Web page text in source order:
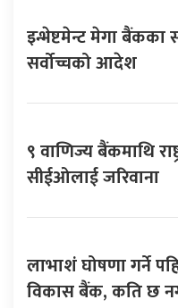
इन्भेष्टमेन्ट मेगा बैंकका
सर्वोच्चको आदेश
९ वाणिज्य बैंकमाथि
सीईओलाई जरिवाना
लाभाशं घोषणा गर्ने
विकास बैंक, कति छ